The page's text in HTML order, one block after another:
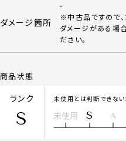
ダメージ箇所
-
※中古品ですので
ダメージがある場
ださい。
商品状態
ランク
S
未使用とは判断できな
未使用 S A